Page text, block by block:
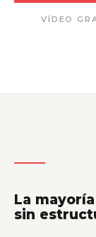
VÍDEO
La
sin